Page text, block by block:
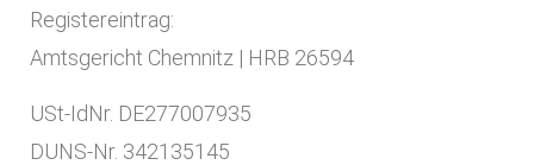
Registereintrag:
Amtsgericht Chemnitz | HRB 26594
USt-IdNr. DE277007935
DUNS-Nr. 342135145